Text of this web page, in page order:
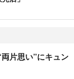
片思い”にキュン